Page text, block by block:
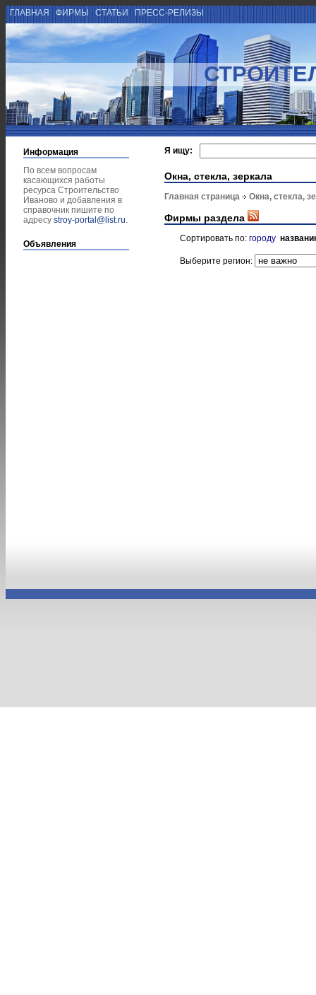
ГЛАВНАЯ ФИРМЫ СТАТЬИ ПРЕСС-РЕЛИЗЫ
Информация
По всем вопросам
касающихся работы
ресурса Строительство
Иваново и добавления в
справочник пишите по
адресу stroy-portal@list.ru.
Объявления
Я ищу:
Окна, стекла, зеркала
Главная страница Окна, стекла,
Фирмы раздела
Сортировать по: городу
Выберите регион: